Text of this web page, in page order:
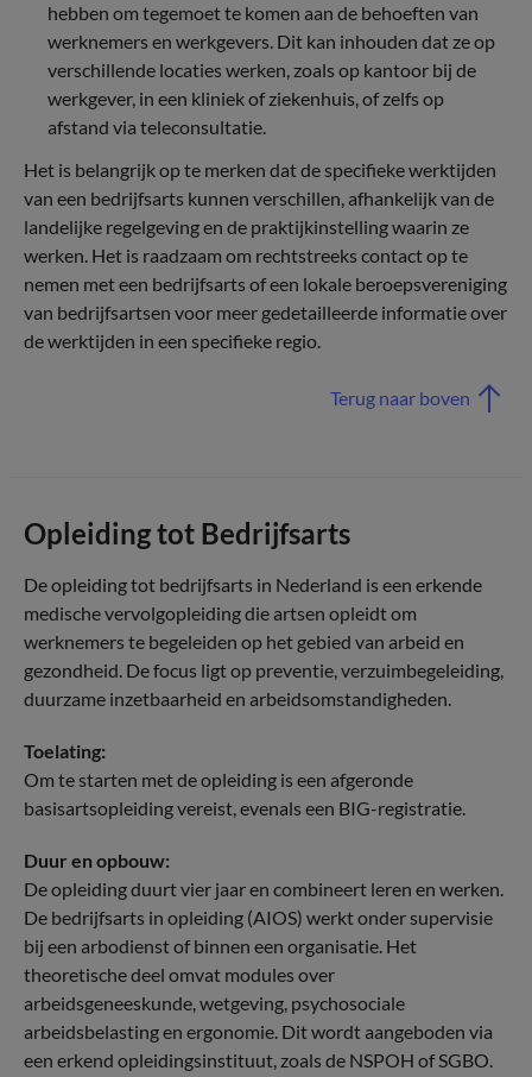
hebben om tegemoet te komen aan de behoeften van
werknemers en werkgevers. Dit kan inhouden dat ze op
verschillende locaties werken, zoals op kantoor bij de
werkgever, in een kliniek of ziekenhuis, of zelfs op
afstand via teleconsultatie.
Het is belangrijk op te merken dat de specifieke werktijden
van een bedrijfsarts kunnen verschillen, afhankelijk van de
landelijke regelgeving en de praktijkinstelling waarin ze
werken. Het is raadzaam om rechtstreeks contact op te
nemen met een bedrijfsarts of een lokale beroepsvereniging
van bedrijfsartsen voor meer gedetailleerde informatie over
de werktijden in een specifieke regio.
Terug naar boven
Opleiding tot Bedrijfsarts
De opleiding tot bedrijfsarts in Nederland is een erkende
medische vervolgopleiding die artsen opleidt om
werknemers te begeleiden op het gebied van arbeid en
gezondheid. De focus ligt op preventie, verzuimbegeleiding,
duurzame inzetbaarheid en arbeidsomstandigheden.
Toelating:
Om te starten met de opleiding is een afgeronde
basisartsopleiding vereist, evenals een BIG-registratie.
Duur en opbouw:
De opleiding duurt vier jaar en combineert leren en werken.
De bedrijfsarts in opleiding (AIOS) werkt onder supervisie
bij een arbodienst of binnen een organisatie. Het
theoretische deel omvat modules over
arbeidsgeneeskunde, wetgeving, psychosociale
arbeidsbelasting en ergonomie. Dit wordt aangeboden via
een erkend opleidingsinstituut, zoals de NSPOH of SGBO.